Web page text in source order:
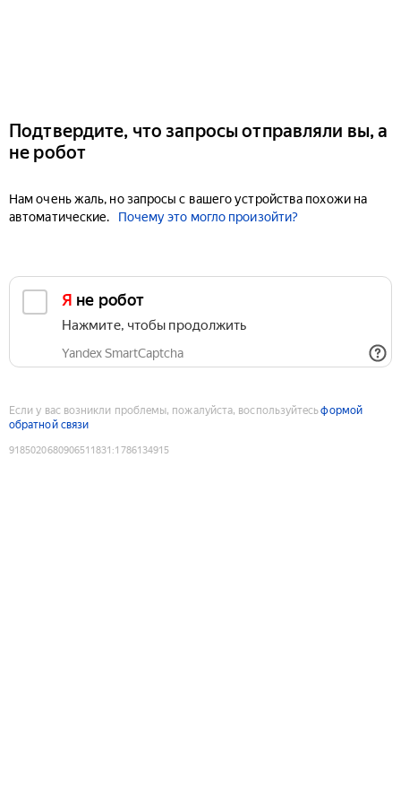
Подтвердите, что запросы отправляли вы, а
не робот
Нам очень жаль, но запросы с вашего устройства похожи на
автоматические.
Почему это могло произойти?
Я не робот
Нажмите, чтобы продолжить
Yandex SmartCaptcha
Если у вас возникли проблемы, пожалуйста, воспользуйтесьформой
обратной связи
9185020680906511831 :1786134915